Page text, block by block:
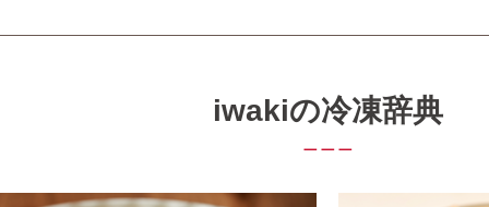
iwakiの冷凍辞典